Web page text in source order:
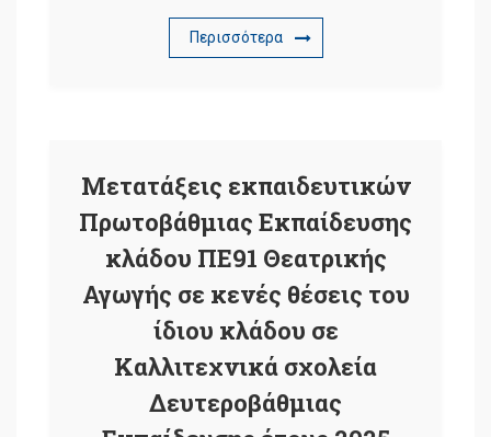
Περισσότερα
Μετατάξεις εκπαιδευτικών
Πρωτοβάθμιας Εκπαίδευσης
κλάδου ΠΕ91 Θεατρικής
Αγωγής σε κενές θέσεις του
ίδιου κλάδου σε
Καλλιτεχνικά σχολεία
Δευτεροβάθμιας